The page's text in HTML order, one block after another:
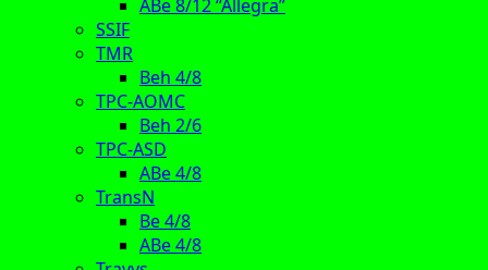
ABe 8/12 “Allegra”
SSIF
TMR
Beh 4/8
TPC-AOMC
Beh 2/6
TPC-ASD
ABe 4/8
TransN
Be 4/8
ABe 4/8